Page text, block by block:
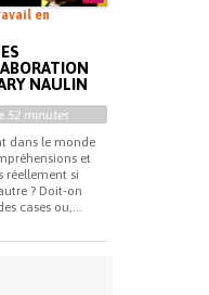
en
NAULIN
52 minutes
dans le monde
et
réellement si
? Doit-on
cases ou,...